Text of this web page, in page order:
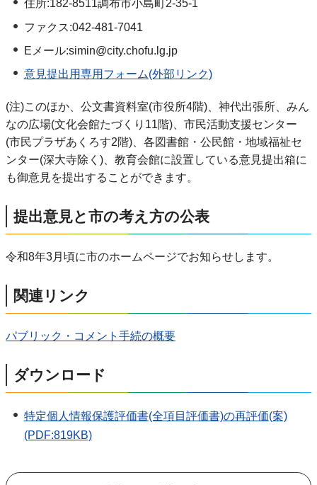
住所:182-8511調布市小島町2-35-1
ファクス:042-481-7041
Eメール:simin@city.chofu.lg.jp
意見提出用専用フォーム(外部リンク)
(注)このほか、公文書資料室(市役所4階)、神代出張所、みん
なの広場(文化会館たづくり11階)、市民活動支援センター
(市民プラザあくろす2階)、各図書館・公民館・地域福祉セ
ンター(深大寺除く)、教育会館に設置している意見提出箱に
も御意見を提出することができます。
提出意見と市の考え方の公表
令和8年3月頃に市のホームページでお知らせします。
関連リンク
パブリック・コメント手続の概要
ダウンロード
特定個人情報保護評価書(全項目評価書)の再評価(案)
(PDF:819KB)